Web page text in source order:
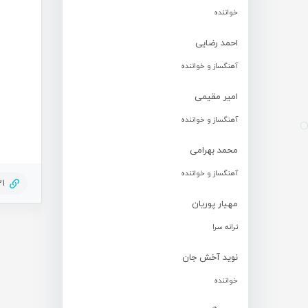
خواننده
احمد رضایی
آهنگساز و خواننده
امیر مقیمی
آهنگساز و خواننده
محمد بهرامی
آهنگساز و خواننده
مهیار پوریان
ترانه سرا
نوید آخش جان
خواننده